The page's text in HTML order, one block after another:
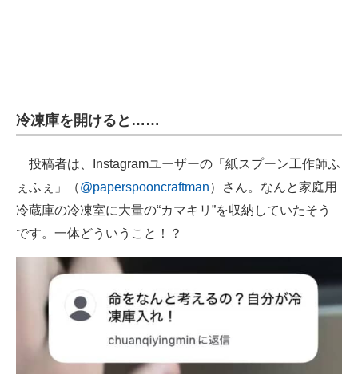
冷凍庫を開けると……
投稿者は、Instagramユーザーの「紙スプーン工作師ふ
ぇふぇ」（@paperspooncraftman）さん。なんと家庭用
冷蔵庫の冷凍室に大量の“カマキリ”を収納していたそう
です。一体どういうこと！？